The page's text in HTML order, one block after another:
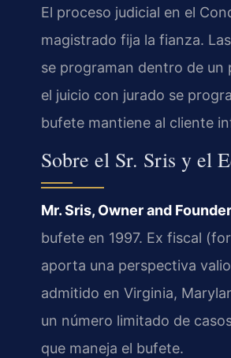
El proceso judicial en el
magistrado fija la fianza.
se programan dentro de un
el juicio con jurado se
bufete mantiene al cliente
Sobre el Sr. Sris y el
Mr. Sris, Owner and
bufete en 1997. Ex fiscal
aporta una perspectiva
admitido en Virginia,
un número limitado de
que maneja el bufete.